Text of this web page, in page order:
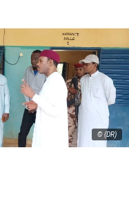
© (DR)